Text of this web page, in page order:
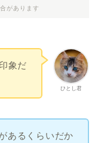
があります
ひとし君
象だ
あるくらいだか